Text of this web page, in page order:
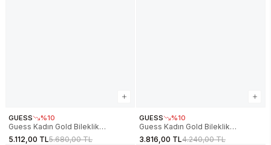
GUESS %10
Guess Kadın Gold Bileklik
JGUJUBB05404JWYGPKS
5.112,00 TL5.680,00 TL
GUESS %10
Guess Kadın Gold Bileklik
JGUJUBB06200JWRHS
3.816,00 TL4.240,00 TL